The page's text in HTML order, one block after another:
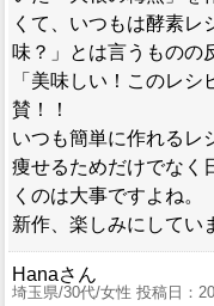
くて、いつもは酵素レ
味？」とは言うものの
「美味しい！このレ
賛！！
いつも簡単に作れるレ
痩せるためだけでなく
くのは大事ですよね。
新作、楽しみにしてい
Hanaさん
埼玉県/30代/女性 投稿日：